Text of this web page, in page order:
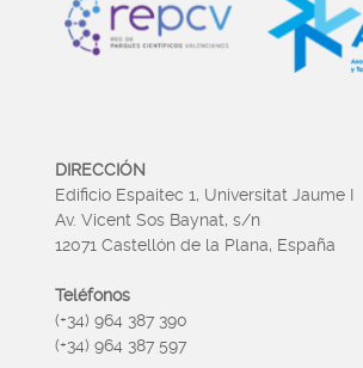
DIRECCIÓN
Edificio Espaitec 1, Universitat Jaume I
Av. Vicent Sos Baynat, s/n
12071 Castellón de la Plana, España
Teléfonos
(+34) 964 387 390
(+34) 964 387 597